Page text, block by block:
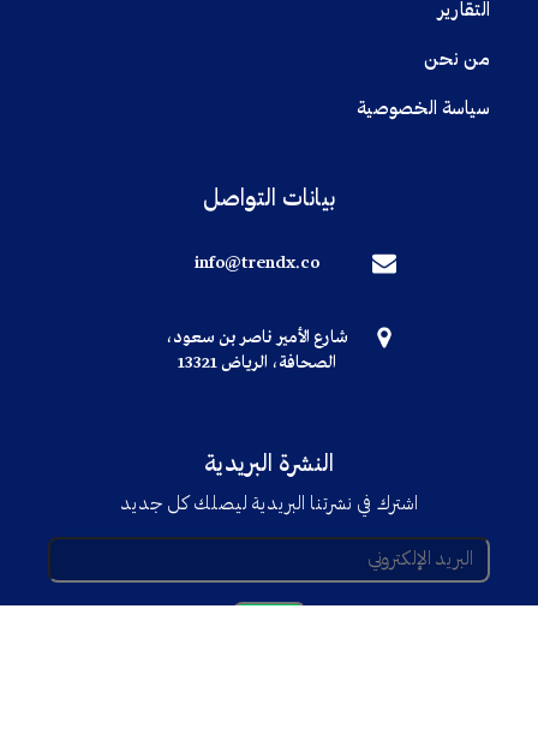
التقارير
من نحن
سياسة الخصوصية
بيانات التواصل
info@trendx.co
شارع الأمير ناصر بن سعود،
الصحافة، الرياض 13321
النشرة البريدية
اشترك في نشرتنا البريدية ليصلك كل جديد